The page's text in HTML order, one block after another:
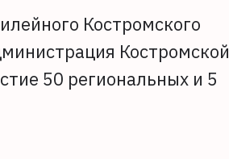
Костромского
Костромской
50 региональных и 5